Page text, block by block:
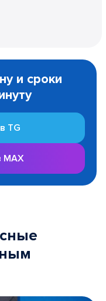
и сроки
TG
MAX